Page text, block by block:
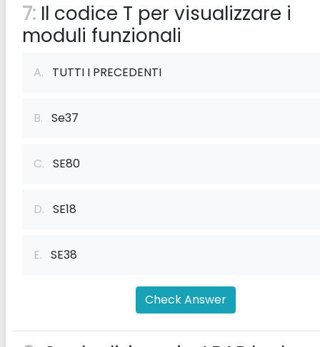
7: Il codice T per visualizzare i
moduli funzionali
A. TUTTI I PRECEDENTI
B. Se37
C. SE80
D. SE18
E. SE38
Check Answer